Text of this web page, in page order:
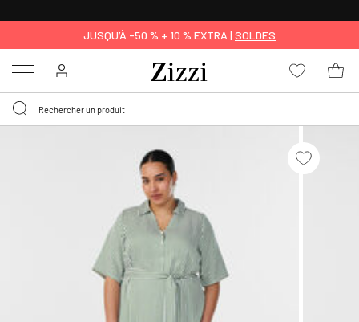
JUSQU’À -50 % + 10 % EXTRA | SOLDES
Menu